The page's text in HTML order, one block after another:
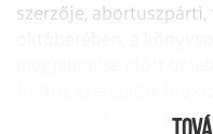
szerzője,